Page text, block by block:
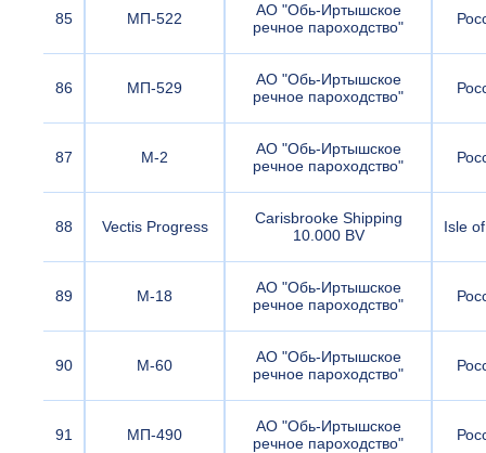
85 МП-522
АО "Обь-Иртышское
речное пароходство"
86 МП-529
АО "Обь-Иртышское
речное пароходство"
87 М-2
АО "Обь-Иртышское
речное пароходство"
88 Vectis Progress
Carisbrooke Shipping
10.000 BV
Isle
89 М-18
АО "Обь-Иртышское
речное пароходство"
90 М-60
АО "Обь-Иртышское
речное пароходство"
91 МП-490
АО "Обь-Иртышское
речное пароходство"